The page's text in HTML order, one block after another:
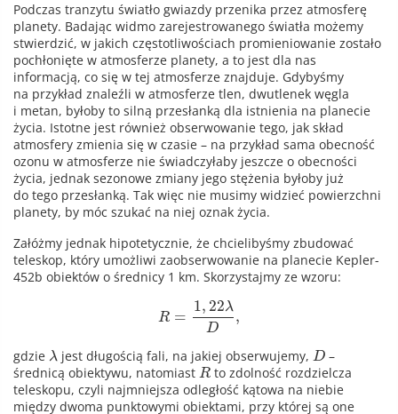
Podczas tranzytu światło gwiazdy przenika przez atmosferę
planety. Badając widmo zarejestrowanego światła możemy
stwierdzić, w jakich częstotliwościach promieniowanie zostało
pochłonięte w atmosferze planety, a to jest dla nas
informacją, co się w tej atmosferze znajduje. Gdybyśmy
na przykład znaleźli w atmosferze tlen, dwutlenek węgla
i metan, byłoby to silną przesłanką dla istnienia na planecie
życia. Istotne jest również obserwowanie tego, jak skład
atmosfery zmienia się w czasie – na przykład sama obecność
ozonu w atmosferze nie świadczyłaby jeszcze o obecności
życia, jednak sezonowe zmiany jego stężenia byłoby już
do tego przesłanką. Tak więc nie musimy widzieć powierzchni
planety, by móc szukać na niej oznak życia.
Załóżmy jednak hipotetycznie, że chcielibyśmy zbudować
teleskop, który umożliwi zaobserwowanie na planecie Kepler-
452b obiektów o średnicy 1 km. Skorzystajmy ze wzoru:
R =
1, 22λ
D
,
gdzie λ jest długością fali, na jakiej obserwujemy,D –
średnicą obiektywu, natomiast R to zdolność rozdzielcza
teleskopu, czyli najmniejsza odległość kątowa na niebie
między dwoma punktowymi obiektami, przy której są one